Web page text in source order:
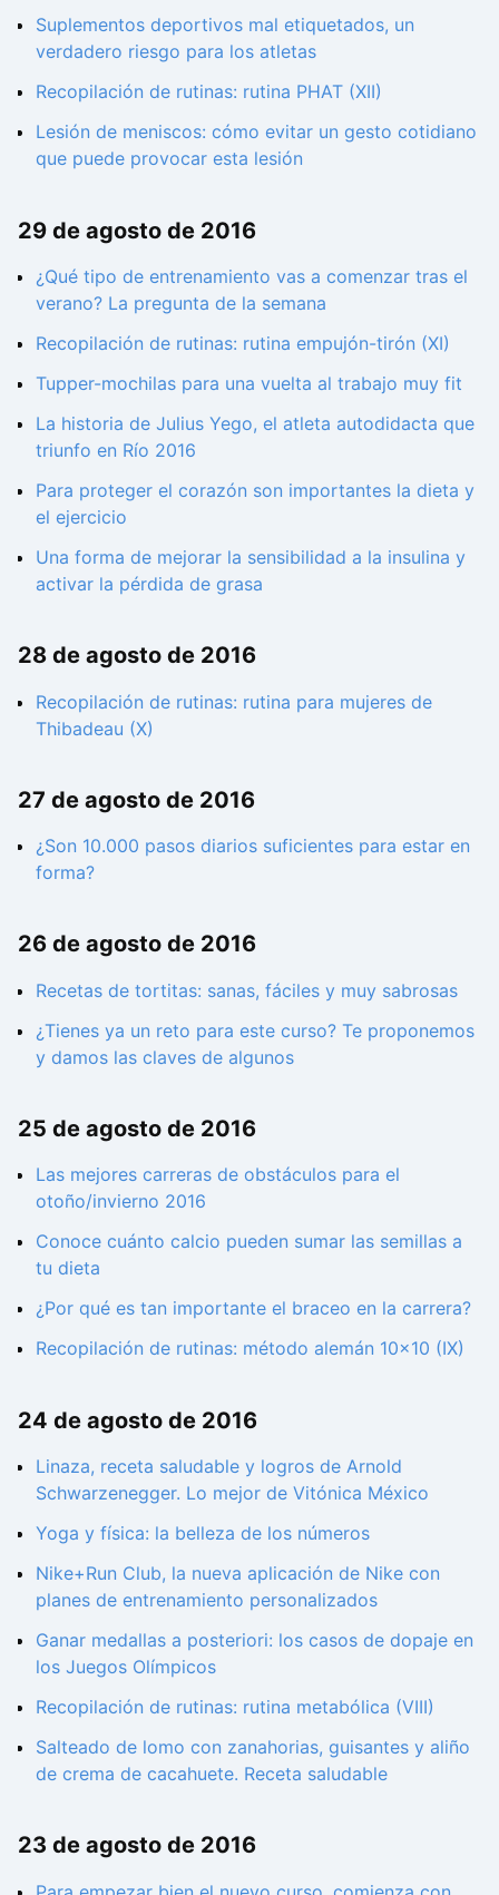
Suplementos deportivos mal etiquetados, un
verdadero riesgo para los atletas
Recopilación de rutinas: rutina PHAT (XII)
Lesión de meniscos: cómo evitar un gesto cotidiano
que puede provocar esta lesión
29 de agosto de 2016
¿Qué tipo de entrenamiento vas a comenzar tras el
verano? La pregunta de la semana
Recopilación de rutinas: rutina empujón-tirón (XI)
Tupper-mochilas para una vuelta al trabajo muy fit
La historia de Julius Yego, el atleta autodidacta que
triunfo en Río 2016
Para proteger el corazón son importantes la dieta y
el ejercicio
Una forma de mejorar la sensibilidad a la insulina y
activar la pérdida de grasa
28 de agosto de 2016
Recopilación de rutinas: rutina para mujeres de
Thibadeau (X)
27 de agosto de 2016
¿Son 10.000 pasos diarios suficientes para estar en
forma?
26 de agosto de 2016
Recetas de tortitas: sanas, fáciles y muy sabrosas
¿Tienes ya un reto para este curso? Te proponemos
y damos las claves de algunos
25 de agosto de 2016
Las mejores carreras de obstáculos para el
otoño/invierno 2016
Conoce cuánto calcio pueden sumar las semillas a
tu dieta
¿Por qué es tan importante el braceo en la carrera?
Recopilación de rutinas: método alemán 10x10 (IX)
24 de agosto de 2016
Linaza, receta saludable y logros de Arnold
Schwarzenegger. Lo mejor de Vitónica México
Yoga y física: la belleza de los números
Nike+Run Club, la nueva aplicación de Nike con
planes de entrenamiento personalizados
Ganar medallas a posteriori: los casos de dopaje en
los Juegos Olímpicos
Recopilación de rutinas: rutina metabólica (VIII)
Salteado de lomo con zanahorias, guisantes y aliño
de crema de cacahuete. Receta saludable
23 de agosto de 2016